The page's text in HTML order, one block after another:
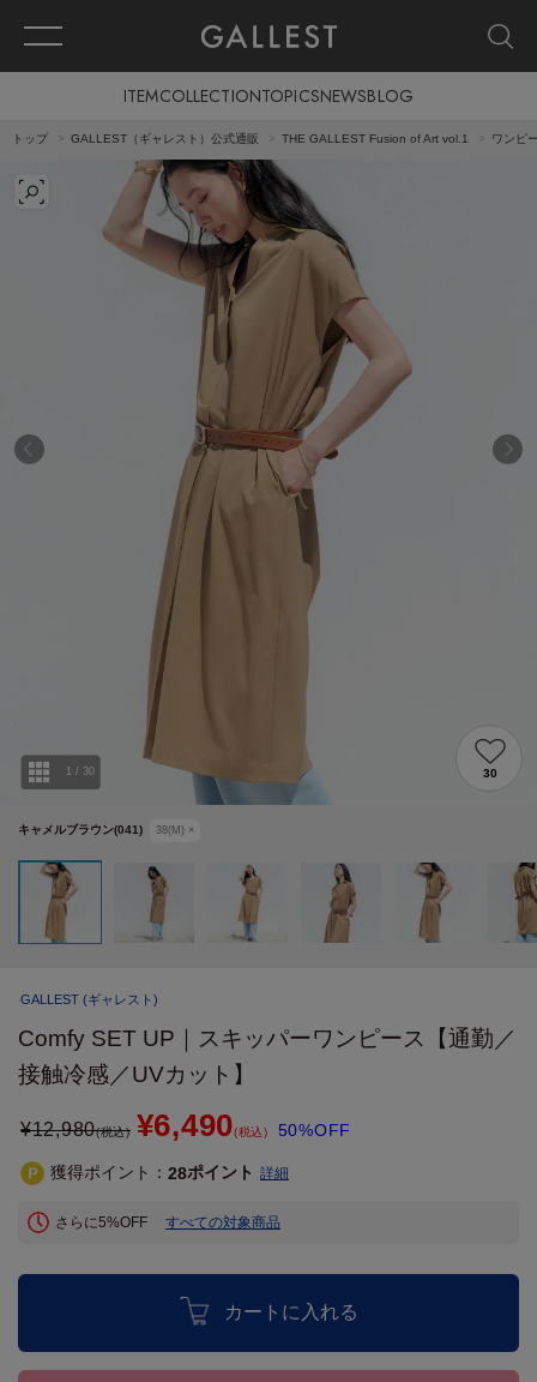
ITEMCOLLECTIONTOPICSNEWSBLOG
トップ GALLEST（ギャレスト）公式通販 THE GALLEST Fusion of Art vol.1 ワンピ
キャメルブラウン(041) 38(M) ×
1 / 30 30
GALLEST (ギャレスト)
Comfy SET UP｜スキッパーワンピース【通勤／
接触冷感／UVカット】
¥12,980(税込) ¥6,490(税込) 50%OFF
獲得ポイント： 28ポイント 詳細
さらに5%OFF すべての対象商品
カートに入れる